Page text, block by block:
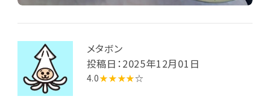
メタボン
投稿日：2025年12月01日
4.0★★★★☆